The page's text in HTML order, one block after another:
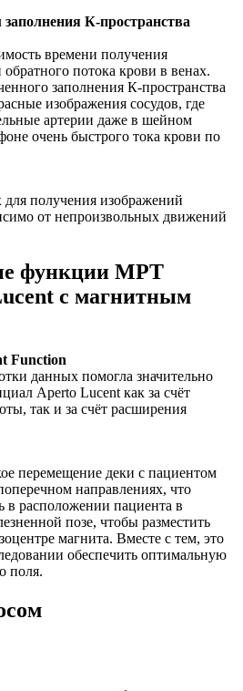
К-пространства
времени получения
потока крови в венах.
заполнения К-пространства
изображения сосудов, где
артерии даже в шейном
очень быстрого тока крови по
получения изображений
от непроизвольных движений
функции МРТ
с магнитным
Function
данных помогла значительно
Aperto Luсent как за счёт
так и за счёт расширения
перемещение деки с пациентом
направлениях, что
в расположении пациента в
позе, чтобы разместить
магнита. Вместе с тем, это
обеспечить оптимальную
поля.